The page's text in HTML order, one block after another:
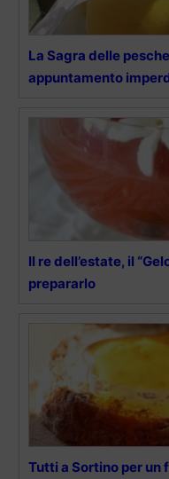
La Sagra delle
appuntamento
Il re dell’estate, il
prepararlo
Tutti a Sortino per un